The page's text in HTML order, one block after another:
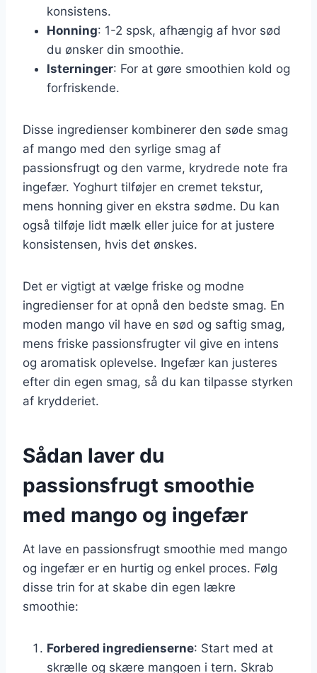
konsistens.
Honning: 1-2 spsk, afhængig af hvor sød
du ønsker din smoothie.
Isterninger: For at gøre smoothien kold og
forfriskende.
Disse ingredienser kombinerer den søde smag
af mango med den syrlige smag af
passionsfrugt og den varme, krydrede note fra
ingefær. Yoghurt tilføjer en cremet tekstur,
mens honning giver en ekstra sødme. Du kan
også tilføje lidt mælk eller juice for at justere
konsistensen, hvis det ønskes.
Det er vigtigt at vælge friske og modne
ingredienser for at opnå den bedste smag. En
moden mango vil have en sød og saftig smag,
mens friske passionsfrugter vil give en intens
og aromatisk oplevelse. Ingefær kan justeres
efter din egen smag, så du kan tilpasse styrken
af krydderiet.
Sådan laver du
passionsfrugt smoothie
med mango og ingefær
At lave en passionsfrugt smoothie med mango
og ingefær er en hurtig og enkel proces. Følg
disse trin for at skabe din egen lækre
smoothie:
Forbered ingredienserne: Start med at
skrælle og skære mangoen i tern. Skrab